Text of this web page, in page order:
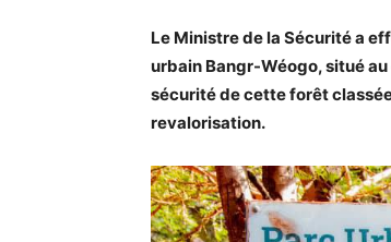
Le Ministre de la Sécurité a
urbain Bangr-Wéogo, situé
sécurité de cette forêt
revalorisation.